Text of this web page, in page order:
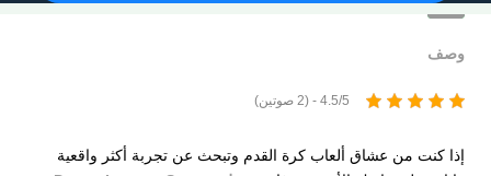
وصف
4.5/5 - (2 صوتين)
إذا كنت من عشاق ألعاب كرة القدم وتبحث عن تجربة أكثر واقعية